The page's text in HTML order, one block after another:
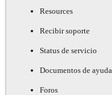
Resources
Recibir soporte
Status de servicio
Documentos de ayuda
Foros